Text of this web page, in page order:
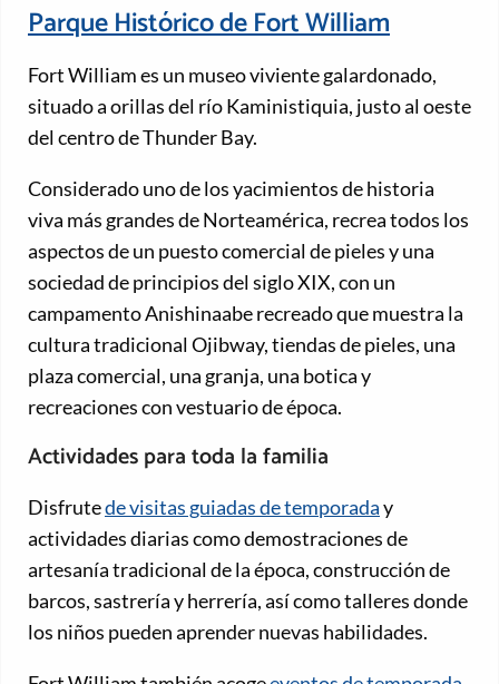
Parque Histórico de Fort William
Fort William es un museo viviente galardonado,
situado a orillas del río Kaministiquia, justo al oeste
del centro de Thunder Bay.
Considerado uno de los yacimientos de historia
viva más grandes de Norteamérica, recrea todos los
aspectos de un puesto comercial de pieles y una
sociedad de principios del siglo XIX, con un
campamento Anishinaabe recreado que muestra la
cultura tradicional Ojibway, tiendas de pieles, una
plaza comercial, una granja, una botica y
recreaciones con vestuario de época.
Actividades para toda la familia
Disfrutede visitas guiadas de temporaday
actividades diarias como demostraciones de
artesanía tradicional de la época, construcción de
barcos, sastrería y herrería, así como talleres donde
los niños pueden aprender nuevas habilidades.